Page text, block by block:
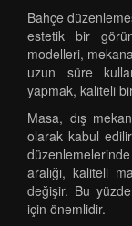
Bahçe
estetik bir
modelleri,
uzun süre
yapmak, kaliteli
Masa, dış
olarak kabul
aralığı, kaliteli
değişir. Bu
için önemlidir.